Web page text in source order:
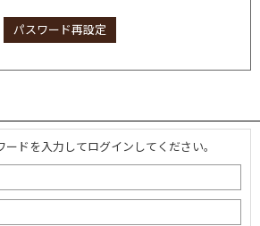
パスワード再設定
ドを入力してログインしてください。